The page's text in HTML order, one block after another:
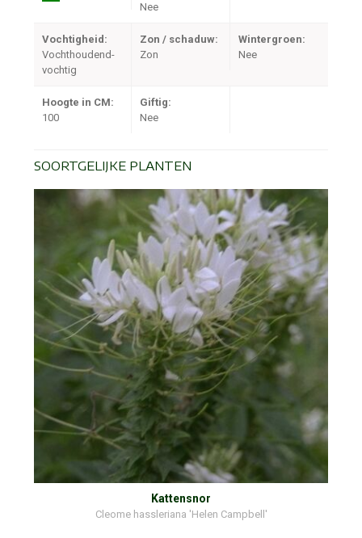
Nee
Vochtigheid:
Vochthoudend-
vochtig
Zon / schaduw:
Zon
Wintergroen:
Nee
Hoogte in CM:
100
Giftig:
Nee
SOORTGELIJKE PLANTEN
Kattensnor
Cleome hassleriana 'Helen Campbell'